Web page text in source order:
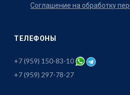
Соглашение на обработку
ТЕЛЕФОНЫ
+7 (959) 150-83-10
+7 (959) 297-78-27